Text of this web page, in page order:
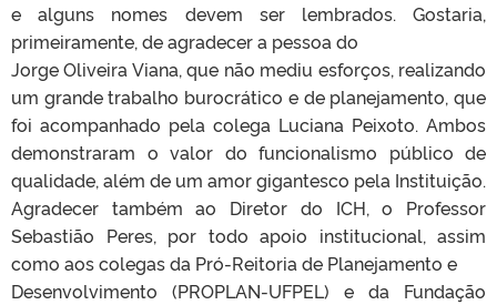
e alguns nomes devem ser lembrados. Gostaria,
primeiramente, de agradecer a pessoa do
Jorge Oliveira Viana, que não mediu esforços, realizando
um grande trabalho burocrático e de planejamento, que
foi acompanhado pela colega Luciana Peixoto. Ambos
demonstraram o valor do funcionalismo público de
qualidade, além de um amor gigantesco pela Instituição.
Agradecer também ao Diretor do ICH, o Professor
Sebastião Peres, por todo apoio institucional, assim
como aos colegas da Pró-Reitoria de Planejamento e
Desenvolvimento (PROPLAN-UFPEL) e da Fundação